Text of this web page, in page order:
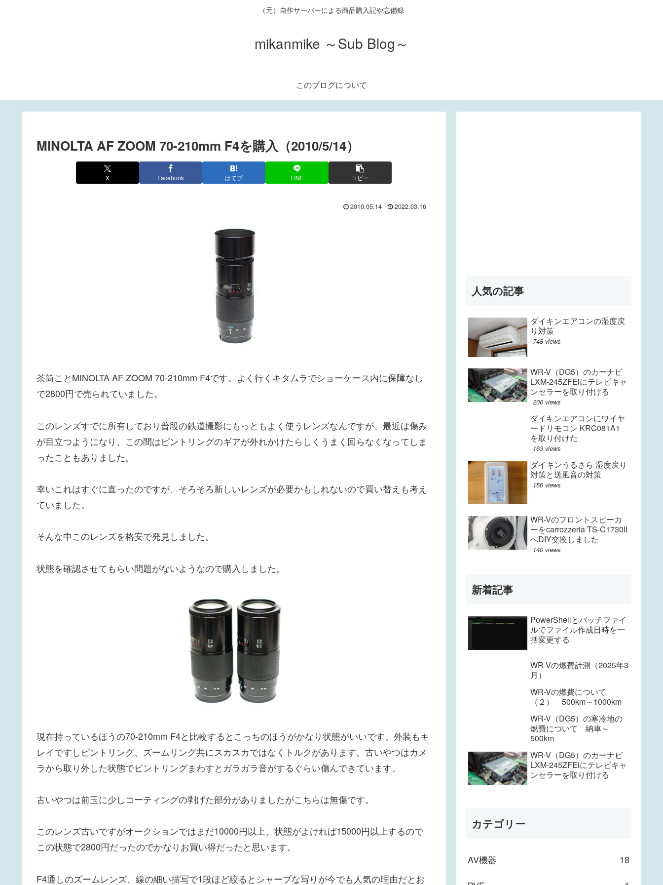
（元）自作サーバーによる商品購入記や忘備録
mikanmike ～Sub Blog～
このブログについて
MINOLTA AF ZOOM 70-210mm F4を購入（2010/5/14）
X Facebook はてブ LINE コピー
2010.05.14 2022.03.16
茶筒ことMINOLTA AF ZOOM 70-210mm F4です。よく行くキタムラでショーケース内に保障なし
で2800円で売られていました。
このレンズすでに所有しており普段の鉄道撮影にもっともよく使うレンズなんですが、最近は傷み
が目立つようになり、この間はピントリングのギアが外れかけたらしくうまく回らなくなってしま
ったこともありました。
幸いこれはすぐに直ったのですが、そろそろ新しいレンズが必要かもしれないので買い替えも考え
ていました。
そんな中このレンズを格安で発見しました。
状態を確認させてもらい問題がないようなので購入しました。
現在持っているほうの70-210mm F4と比較するとこっちのほうがかなり状態がいいです。外装もキ
レイですしピントリング、ズームリング共にスカスカではなくトルクがあります。古いやつはカメ
ラから取り外した状態でピントリングまわすとガラガラ音がするぐらい傷んできています。
古いやつは前玉に少しコーティングの剥げた部分がありましたがこちらは無傷です。
このレンズ古いですがオークションではまだ10000円以上、状態がよければ15000円以上するので
この状態で2800円だったのでかなりお買い得だったと思います。
F4通しのズームレンズ、線の細い描写で1段ほど絞るとシャープな写りが今でも人気の理由だとお
人気の記事
ダイキンエアコンの湿度戻
り対策
748 views
WR-V（DG5）のカーナビ
LXM-245ZFEiにテレビキャ
ンセラーを取り付ける
200 views
ダイキンエアコンにワイヤ
ードリモコン KRC081A1
を取り付けた
163 views
ダイキンうるさら 湿度戻り
対策と送風音の対策
156 views
WR-Vのフロントスピーカ
ーをcarrozzeria TS-C1730II
へDIY交換しました
140 views
新着記事
PowerShellとバッチファイ
ルでファイル作成日時を一
括変更する
WR-Vの燃費計測（2025年3
月）
WR-Vの燃費について
（２） 500km～1000km
WR-V（DG5）の寒冷地の
燃費について 納車～
500km
WR-V（DG5）のカーナビ
LXM-245ZFEiにテレビキャ
ンセラーを取り付ける
カテゴリー
AV機器
18